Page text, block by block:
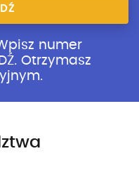
numer
Otrzymasz